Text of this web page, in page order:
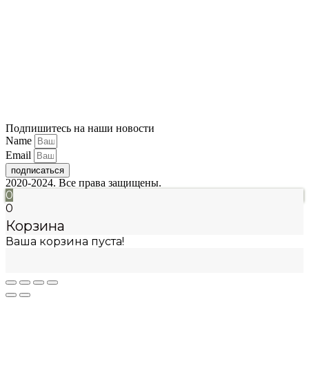
Подпишитесь на наши новости
Name
Email
подписаться
2020-2024. Все права защищены.
0
0
Корзина
Ваша корзина пуста!